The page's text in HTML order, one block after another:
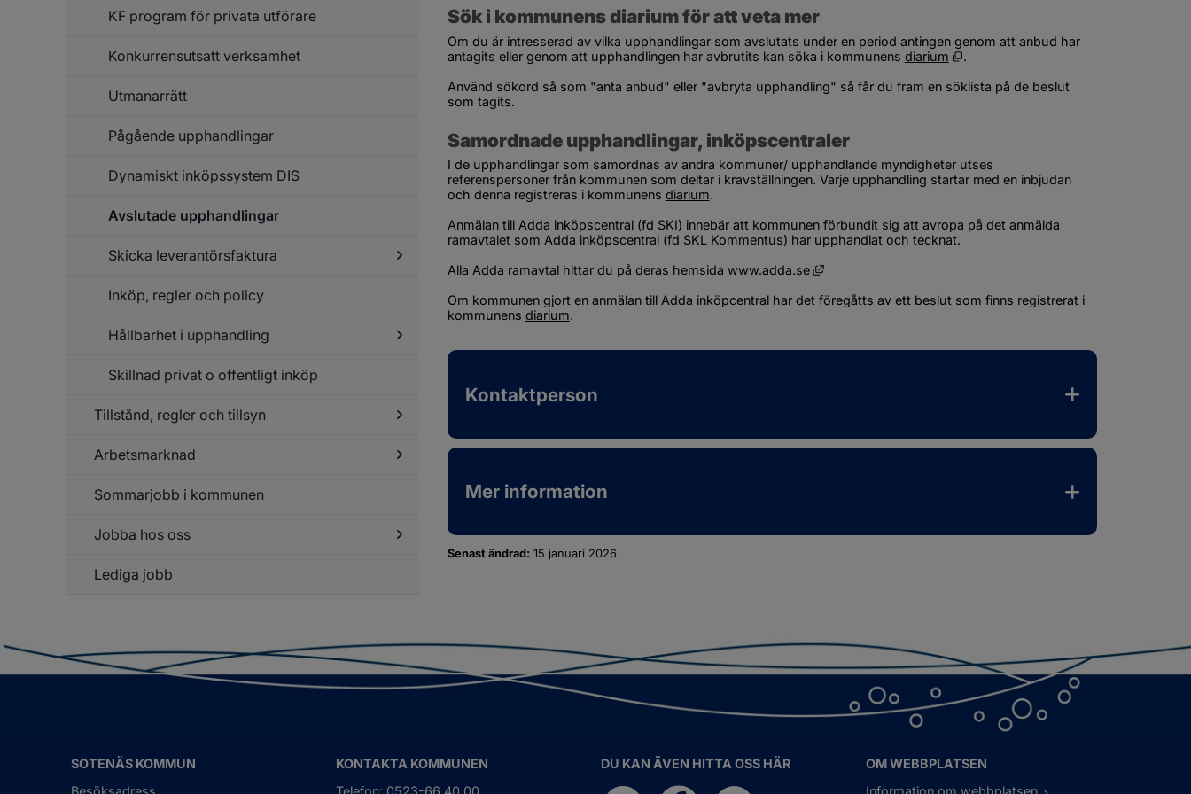
Upphandling
KF program för privata utförare
Konkurrensutsatt verksamhet
Utmanarrätt
Pågående upphandlingar
Dynamiskt inköpssystem DIS
Avslutade upphandlingar
Skicka leverantörsfaktura
Undersidor
leverantörsfaktura
Inköp, regler och policy
Hållbarhet i upphandling
i
upphandling
Skillnad privat o offentligt inköp
Tillstånd, regler och tillsyn
Undersidor
tillsyn
Arbetsmarknad
Arbetsmarknad
Sommarjobb i kommunen
Jobba hos oss
Lediga jobb
Sök i kommunens diarium för att veta mer
Om du är intresserad av vilka upphandlingar som avslutats under en period antingen genom att anbud har
antagits eller genom att upphandlingen har avbrutits kan söka i kommunens diarium Öppnas i nytt fönster.
.
Använd sökord så som "anta anbud" eller "avbryta upphandling" så får du fram en söklista på de beslut
som tagits.
Samordnade upphandlingar, inköpscentraler
I de upphandlingar som samordnas av andra kommuner/ upphandlande myndigheter utses
referenspersoner från kommunen som deltar i kravställningen. Varje upphandling startar med en inbjudan
och denna registreras i kommunens diarium.
Anmälan till Adda inköpscentral (fd SKI) innebär att kommunen förbundit sig att avropa på det anmälda
ramavtalet som Adda inköpscentral (fd SKL Kommentus) har upphandlat och tecknat.
Alla Adda ramavtal hittar du på deras hemsida www.adda.se Länk till annan webbplats, öppnas i nytt fönster.
Om kommunen gjort en anmälan till Adda inköpcentral har det föregåtts av ett beslut som finns registrerat i
kommunens diarium.
Kontaktperson
Mer information
Senast ändrad: 15 januari 2026
SOTENÄS KOMMUN
KONTAKTA KOMMUNEN
DU KAN ÄVEN HITTA OSS HÄR
OM WEBBPLATSEN